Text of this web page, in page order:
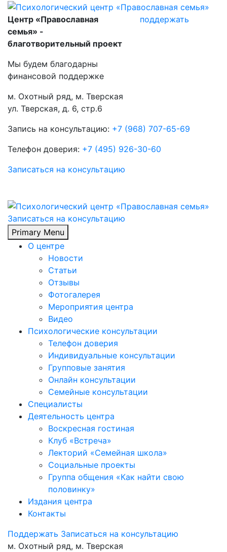
Skip
content
Центр «Православная
семья» -
благотворительный проект
Мы будем благодарны
финансовой поддержке
поддержать
м. Охотный ряд, м. Тверская
ул. Тверская, д. 6, стр.6
Запись на консультацию: +7 (968) 707-65-69
Телефон доверия: +7 (495) 926-30-60
Записаться на консультацию
Записаться на консультацию
Primary Menu
О центре
Новости
Статьи
Отзывы
Фотогалерея
Мероприятия центра
Видео
Психологические консультации
Телефон доверия
Индивидуальные консультации
Групповые занятия
Онлайн консультации
Семейные консультации
Специалисты
Деятельность центра
Воскресная гостиная
Клуб «Встреча»
Лекторий «Семейная школа»
Социальные проекты
Группа общения «Как найти свою
половинку»
Издания центра
Контакты
Поддержать Записаться на консультацию
м. Охотный ряд, м. Тверская